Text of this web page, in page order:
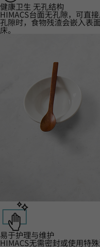
健康卫生 无孔结构
HIMACS台面无孔隙，可直
孔隙时，食物残渣会嵌入表
床。
易于护理与维护
HIMACS无需密封或使用特